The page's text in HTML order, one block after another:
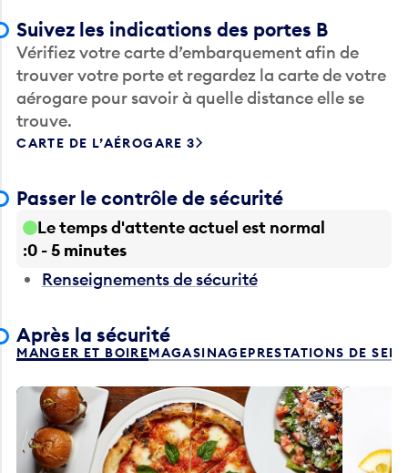
Suivez les indications des portes B
Vérifiez votre carte d’embarquement afin de
trouver votre porte et regardez la carte de votre
aérogare pour savoir à quelle distance elle se
trouve.
CARTE DE L’AÉROGARE 3
Passer le contrôle de sécurité
Le temps d'attente actuel est normal
0 - 5 minutes
Renseignements de sécurité
Après la sécurité
MANGER ET BOIREMAGASINAGEPRESTATIONS DE